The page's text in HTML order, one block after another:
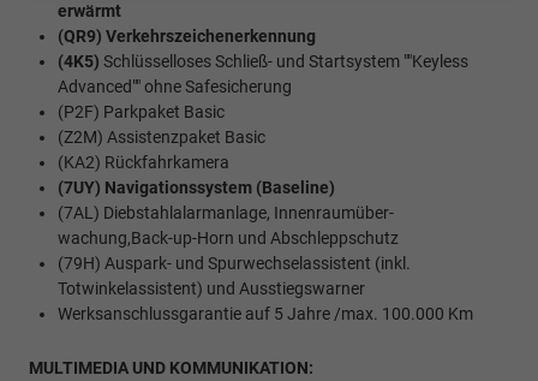
erwärmt
(QR9) Verkehrszeichenerkennung
(4K5) Schlüsselloses Schließ- und Startsystem ""Keyless
Advanced"" ohne Safesicherung
(P2F) Parkpaket Basic
(Z2M) Assistenzpaket Basic
(KA2) Rückfahrkamera
(7UY) Navigationssystem (Baseline)
(7AL) Diebstahlalarmanlage, Innenraumüber-
wachung,Back-up-Horn und Abschleppschutz
(79H) Auspark- und Spurwechselassistent (inkl.
Totwinkelassistent) und Ausstiegswarner
Werksanschlussgarantie auf 5 Jahre /max. 100.000 Km
MULTIMEDIA UND KOMMUNIKATION: